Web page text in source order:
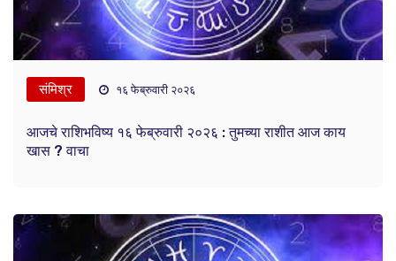
संमिश्र १६ फेब्रुवारी २०२६
आजचे राशिभविष्य १६ फेब्रुवारी २०२६ : तुमच्या राशीत आज काय
खास ? वाचा